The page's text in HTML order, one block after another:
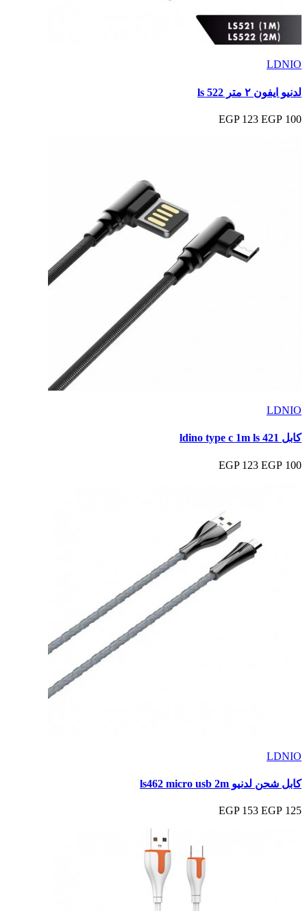
LDNIO
لدنيو ايفون ٢ متر ls 522
100 EGP
123 EGP
LDNIO
كابل ldino type c 1m ls 421
100 EGP
123 EGP
LDNIO
كابل شحن لدنيو ls462 micro usb 2m
125 EGP
153 EGP